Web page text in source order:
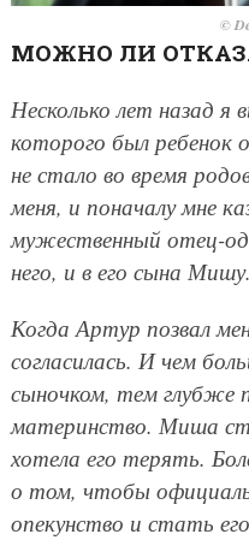
©
МОЖНО ЛИ
Несколько лет назад
которого был ребенок
не стало во время
меня, и поначалу мне
мужественный отец-
него, и в его сына Мишу.
Когда Артур позвал
согласилась. И чем
сыночком, тем глубже
материнство. Миша
хотела его терять.
о том, чтобы
опекунство и стать